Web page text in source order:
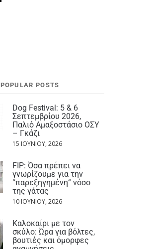
POPULAR POSTS
Dog Festival: 5 & 6
Σεπτεμβρίου 2026,
Παλιό Αμαξοστάσιο ΟΣΥ
– Γκάζι
15 ΙΟΥΝΊΟΥ, 2026
FIP: Όσα πρέπει να
γνωρίζουμε για την
“παρεξηγημένη“ νόσο
της γάτας
10 ΙΟΥΝΊΟΥ, 2026
Καλοκαίρι με τον
σκύλο: Ώρα για βόλτες,
βουτιές και όμορφες